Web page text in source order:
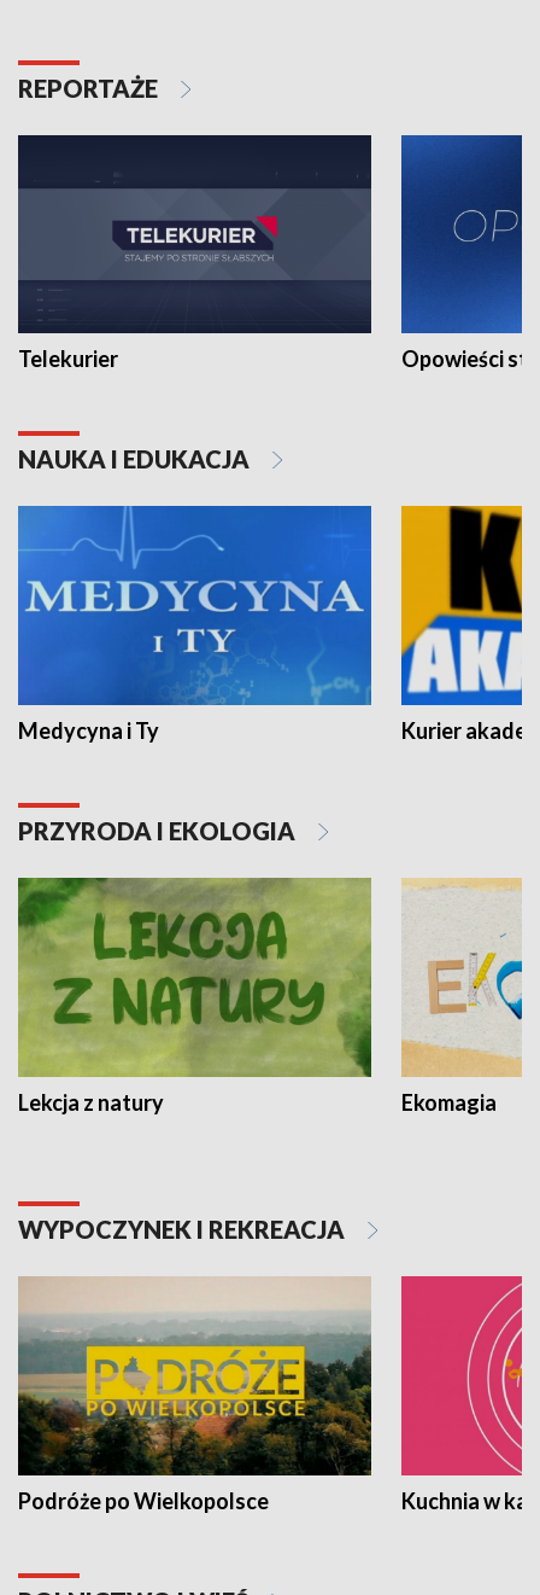
REPORTAŻE
Telekurier Opowieści
NAUKA I EDUKACJA
Medycyna i Ty Kurier
PRZYRODA I EKOLOGIA
Lekcja z natury Ekomagia
WYPOCZYNEK I REKREACJA
Podróże po Wielkopolsce Kuchnia w